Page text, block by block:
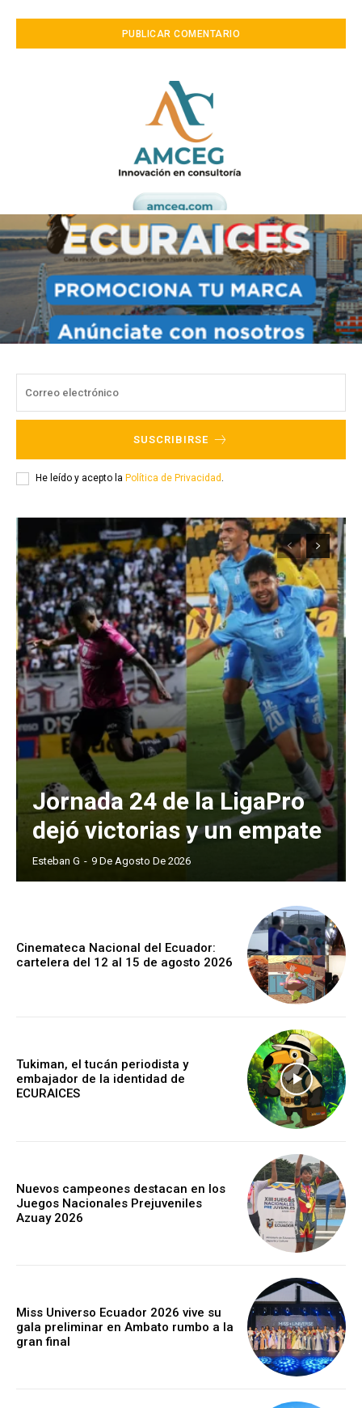
SUSCRIBIRSE
He leído y acepto la Política de Privacidad .
Jornada 24 de la LigaPro
dejó victorias y un empate
Esteban G - 9 De Agosto De 2026
Cinemateca Nacional del Ecuador:
cartelera del 12 al 15 de agosto 2026
Tukiman, el tucán periodista y
embajador de la identidad de
ECURAICES
Nuevos campeones destacan en los
Juegos Nacionales Prejuveniles
Azuay 2026
Miss Universo Ecuador 2026 vive su
gala preliminar en Ambato rumbo a la
gran final